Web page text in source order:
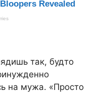
так, будто
на мужа. «Просто